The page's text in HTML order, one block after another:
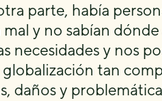
parte, había
y no sabían
necesidades y nos
tan
daños y